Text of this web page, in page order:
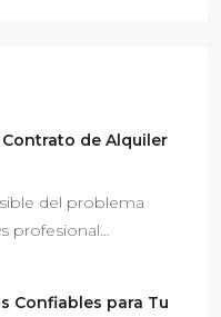
de Alquiler
del problema
profesional…
Confiables para Tu